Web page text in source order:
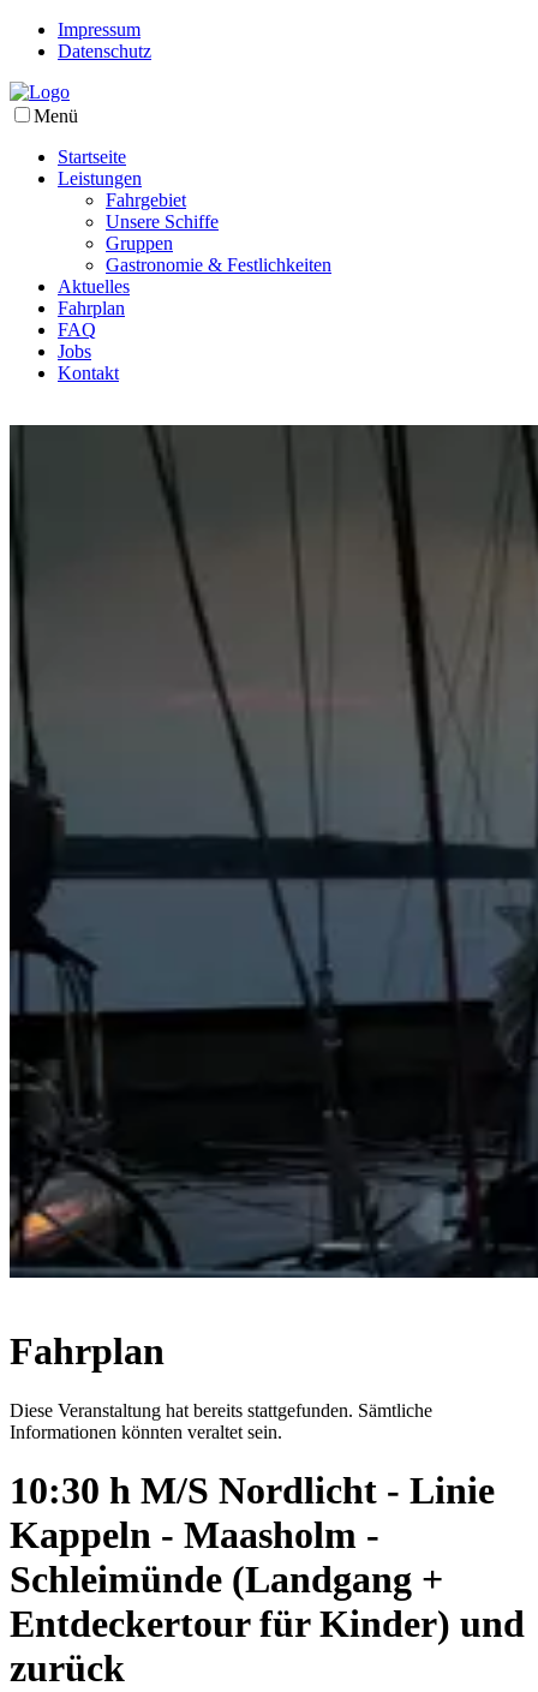
Impressum
Datenschutz
Menü
Startseite
Leistungen
Fahrgebiet
Unsere Schiffe
Gruppen
Gastronomie & Festlichkeiten
Aktuelles
Fahrplan
FAQ
Jobs
Kontakt
Fahrplan
Diese Veranstaltung hat bereits stattgefunden. Sämtliche
Informationen könnten veraltet sein.
10:30 h M/S Nordlicht - Linie
Kappeln - Maasholm -
Schleimünde (Landgang +
Entdeckertour für Kinder) und
zurück